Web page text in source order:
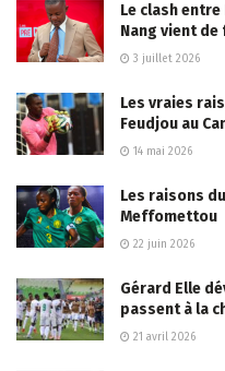
Le clash
Nang vient de
3 juillet 2026
Les vraies
Feudjou au
14 mai 2026
Les raisons
Meffomettou
22 juin 2026
Gérard Elle
passent à la
21 avril 2026